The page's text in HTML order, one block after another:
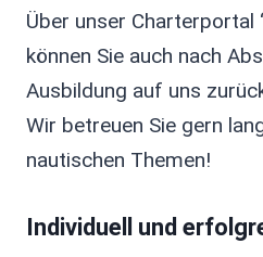
Über unser Charterportal
können Sie auch nach
Ausbildung auf uns
Wir betreuen Sie gern
nautischen Themen!
Individuell und